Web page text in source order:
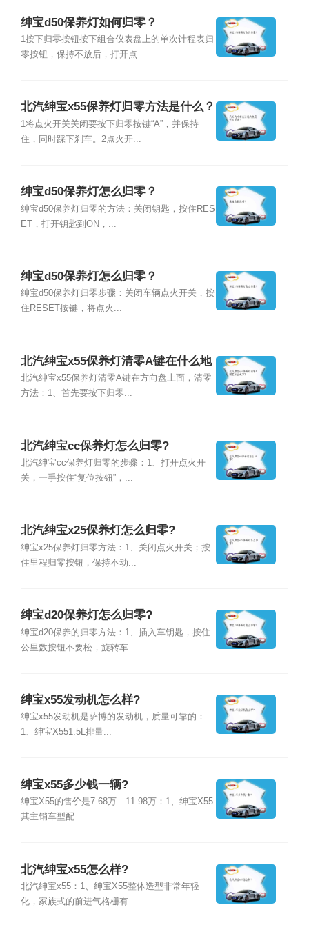
绅宝d50保养灯如何归零？
1按下归零按钮按下组合仪表盘上的单次计程表归
零按钮，保持不放后，打开点...
北汽绅宝x55保养灯归零方法是什么？
1将点火开关关闭要按下归零按键“A”，并保持
住，同时踩下刹车。2点火开...
绅宝d50保养灯怎么归零？
绅宝d50保养灯归零的方法：关闭钥匙，按住RES
ET，打开钥匙到ON，...
绅宝d50保养灯怎么归零？
绅宝d50保养灯归零步骤：关闭车辆点火开关，按
住RESET按键，将点火...
北汽绅宝x55保养灯清零A键在什么地
方?
北汽绅宝x55保养灯清零A键在方向盘上面，清零
方法：1、首先要按下归零...
北汽绅宝cc保养灯怎么归零?
北汽绅宝cc保养灯归零的步骤：1、打开点火开
关，一手按住“复位按钮”，...
北汽绅宝x25保养灯怎么归零?
绅宝x25保养灯归零方法：1、关闭点火开关；按
住里程归零按钮，保持不动...
绅宝d20保养灯怎么归零?
绅宝d20保养的归零方法：1、插入车钥匙，按住
公里数按钮不要松，旋转车...
绅宝x55发动机怎么样?
绅宝x55发动机是萨博的发动机，质量可靠的：
1、绅宝X551.5L排量...
绅宝x55多少钱一辆?
绅宝X55的售价是7.68万—11.98万：1、绅宝X55
其主销车型配...
北汽绅宝x55怎么样?
北汽绅宝x55：1、绅宝X55整体造型非常年轻
化，家族式的前进气格栅有...